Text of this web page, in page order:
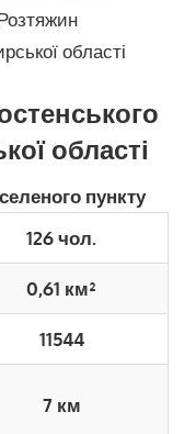
області
області
пункту
126 чол.
0,61 км²
11544
7 км